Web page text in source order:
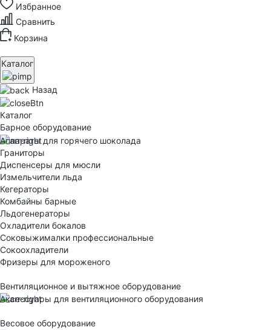
Избранное
Сравнить
Корзина
Каталог
Назад
Каталог
Барное оборудование
Аппараты для горячего шоколада
Граниторы
Диспенсеры для мюсли
Измельчители льда
Кегераторы
Комбайны барные
Льдогенераторы
Охладители бокалов
Соковыжималки профессиональные
Сокоохладители
Фризеры для мороженого
Вентиляционное и вытяжное оборудование
Аксессуары для вентиляционного оборудования
Весовое оборудование